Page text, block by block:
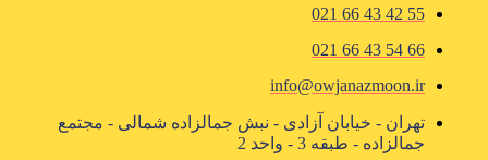
55 42 43 66 021
66 54 43 66 021
info@owjanazmoon.ir
تهران - خیابان آزادی - نبش جمالزاده شمالی - مجتمع
جمالزاده - طبقه 3 - واحد 2